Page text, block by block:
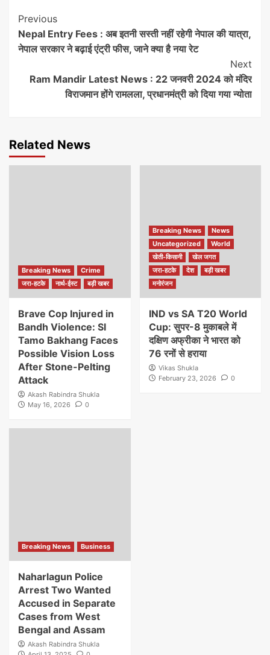
Continue
Reading
Previous
Nepal Entry Fees : अब इतनी सस्ती नहीं रहेगी नेपाल की यात्रा,
नेपाल सरकार ने बढ़ाई एंट्री फीस, जाने क्या है नया रेट
Next
Ram Mandir Latest News : 22 जनवरी 2024 को मंदिर
विराजमान होंगे रामलला, प्रधानमंत्री को दिया गया न्योता
Related News
Breaking News
Crime
जरा-हटके
नार्थ-ईस्ट बड़ी खबर
Brave Cop Injured in
Bandh Violence: SI
Tamo Bakhang Faces
Possible Vision Loss
After Stone-Pelting
Attack
Akash Rabindra Shukla
May 16, 2026
0
Breaking News
News
Uncategorized
World
खेती-किसानी
खेल जगत
जरा-हटके
देश
बड़ी खबर
मनोरंजन
IND vs SA T20 World
Cup: सुपर-8 मुकाबले में
दक्षिण अफ्रीका ने भारत को
76 रनों से हराया
Vikas Shukla
February 23, 2026
0
Breaking News Business
Naharlagun Police
Arrest Two Wanted
Accused in Separate
Cases from West
Bengal and Assam
Akash Rabindra Shukla